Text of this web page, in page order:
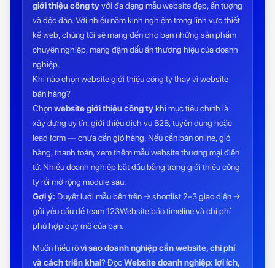
giới thiệu công tyvới đa dạng mẫu website đẹp, ấn tượng
và độc đáo. Với nhiều năm kinh nghiệm trong lĩnh vực thiết
kế web, chúng tôi sẽ mang đến cho bạn những sản phẩm
chuyên nghiệp, mang đậm dấu ấn thương hiệu của doanh
nghiệp.
Khi nào chọn website giới thiệu công ty thay vì website
bán hàng?
Chọnwebsite giới thiệu công tykhi mục tiêu chính là
xây dựng uy tín, giới thiệu dịch vụ B2B, tuyển dụng hoặc
lead form — chưa cần giỏ hàng. Nếu cần bán online, giỏ
hàng, thanh toán, xem thêmmẫu website thương mại điện
tử. Nhiều doanh nghiệp bắt đầu bằng trang giới thiệu công
ty rồi mở rộng module sau.
Gợi ý: Duyệt lưới mẫu bên trên → shortlist 2–3 giao diện →
gửi yêu cầu để team 123Website báo timeline và chi phí
phù hợp quy mô của bạn.
Muốn hiểu rõvì sao doanh nghiệp cần website, chi phí
và cách triển khai? ĐọcWebsite doanh nghiệp: lợi ích,